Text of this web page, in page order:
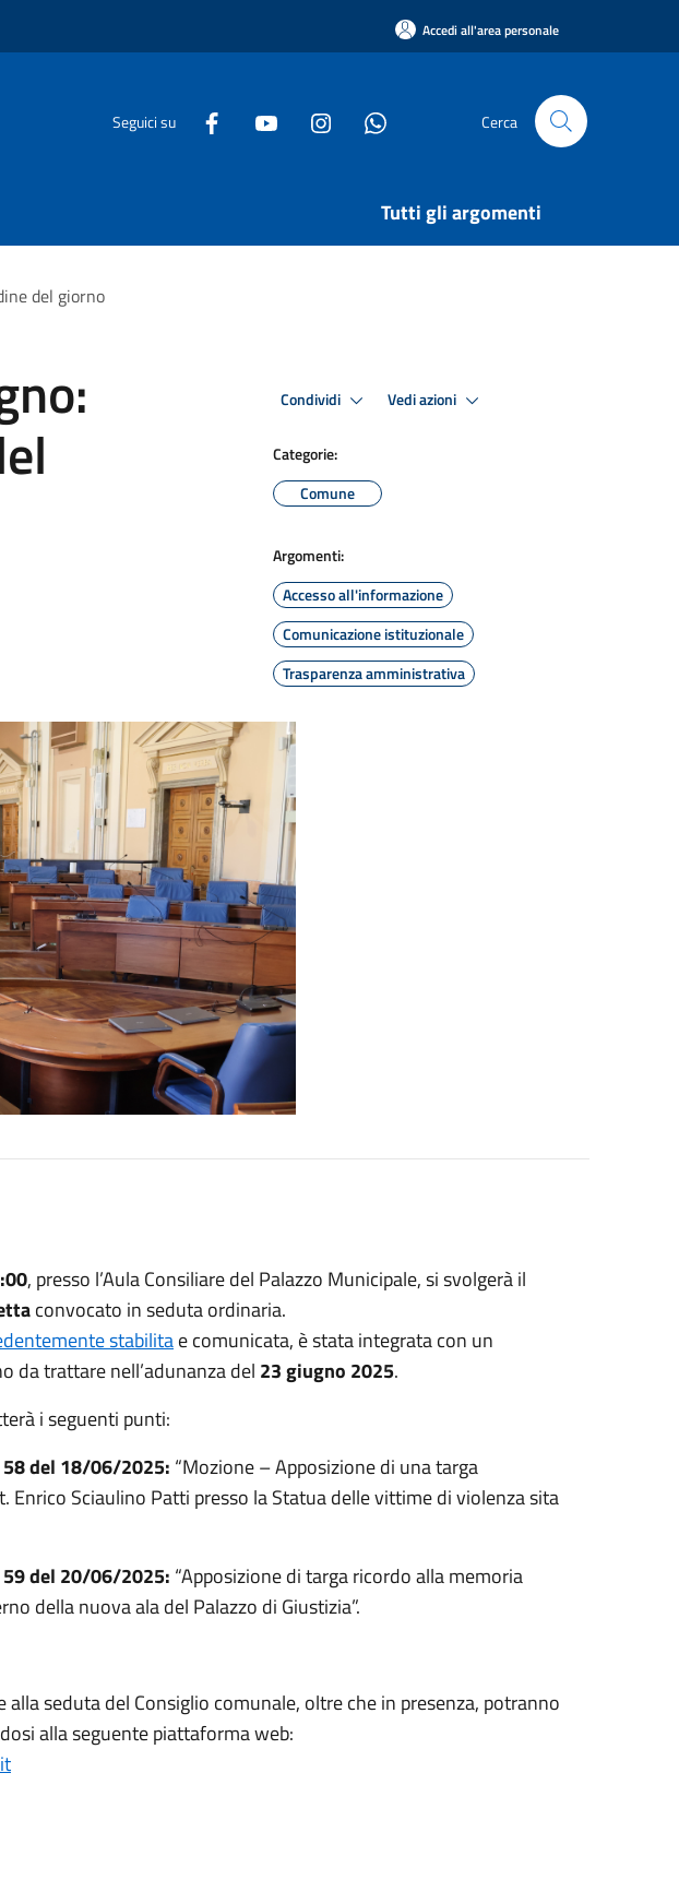
Accedi all'area personale
Seguici su Cerca
Tutti gli argomenti
del giorno
Condividi Vedi azioni
Categorie:
Comune
Argomenti:
Accesso all'informazione
Comunicazione istituzionale
Trasparenza amministrativa
, presso l’Aula Consiliare del Palazzo Municipale, si svolgerà il
convocato in seduta ordinaria.
stabilitae comunicata, è stata integrata con un
da trattare nell’adunanza del 23 giugno 2025.
i seguenti punti:
del 18/06/2025: “Mozione – Apposizione di una targa
Enrico Sciaulino Patti presso la Statua delle vittime di violenza sita
del 20/06/2025: “Apposizione di targa ricordo alla memoria
della nuova ala del Palazzo di Giustizia”.
seduta del Consiglio comunale, oltre che in presenza, potranno
alla seguente piattaforma web: